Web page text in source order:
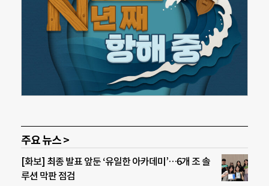
주요 뉴스 >
[화보] 최종 발표 앞둔 ‘유일한 아카데미’…6개 조 솔
루션 막판 점검